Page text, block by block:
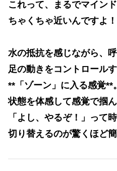
これって、まるでマイン
ちゃくちゃ近いんですよ！
水の抵抗を感じながら、
足の動きをコントロール
**「ゾーン」に入る感覚**
状態を体感して感覚で掴
「よし、やるぞ！」って
切り替えるのが驚くほど